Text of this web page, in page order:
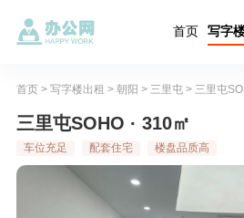
首页 写字
首页> 写字楼出租 > 朝阳 > 三里屯> 三里屯
三里屯SOHO · 310㎡
车位充足 配套住宅 楼盘品质高